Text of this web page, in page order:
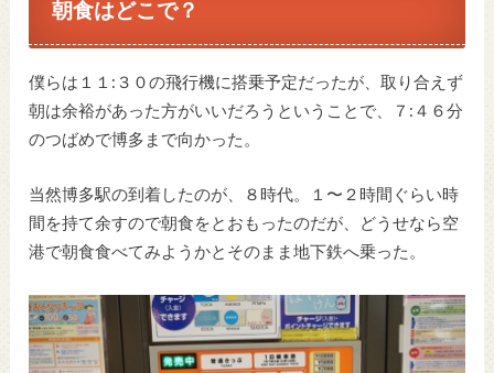
朝食はどこで？
僕らは１１:３０の飛行機に搭乗予定だったが、取り合えず
朝は余裕があった方がいいだろうということで、７:４６分
のつばめで博多まで向かった。
当然博多駅の到着したのが、８時代。１〜２時間ぐらい時
間を持て余すので朝食をとおもったのだが、どうせなら空
港で朝食食べてみようかとそのまま地下鉄へ乗った。